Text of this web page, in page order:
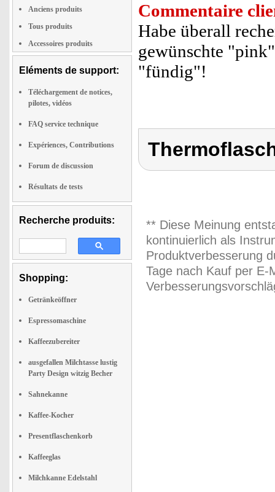
Anciens produits
Tous produits
Accessoires produits
Eléments de support:
Téléchargement de notices,
pilotes, vidéos
FAQ service technique
Expériences, Contributions
Forum de discussion
Résultats de tests
Recherche produits:
Shopping:
Getränkeöffner
Espressomaschine
Kaffeezubereiter
ausgefallen Milchtasse lustig
Party Design witzig Becher
Sahnekanne
Kaffee-Kocher
Presentflaschenkorb
Kaffeeglas
Milchkanne Edelstahl
Commentaire
Habe überall
gewünschte
"fündig"!
** Diese Meinung
kontinuierlich als
Produktverbesserung
Tage nach Kauf per E-